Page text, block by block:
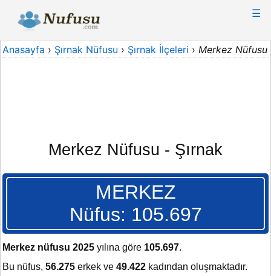
☰
Anasayfa › Şırnak Nüfusu › Şırnak İlçeleri › Merkez Nüfusu
Merkez Nüfusu - Şırnak
MERKEZ
Nüfus: 105.697
Merkez nüfusu 2025 yılına göre 105.697.
Bu nüfus, 56.275 erkek ve 49.422 kadından oluşmaktadır.